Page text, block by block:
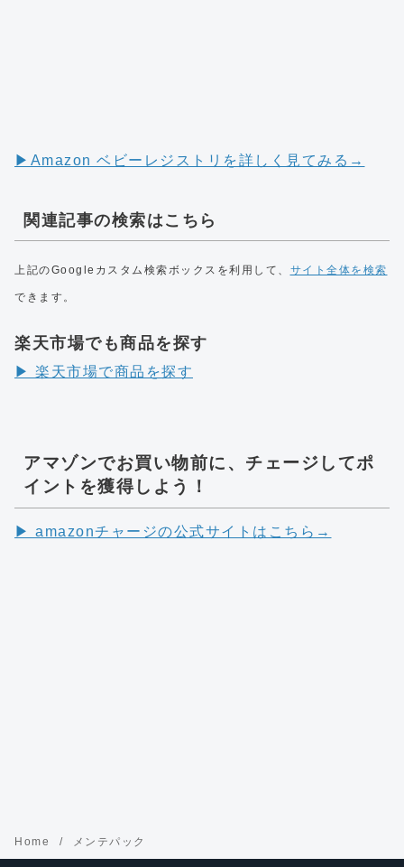
▶︎Amazon ベビーレジストリを詳しく見てみる→
関連記事の検索はこちら
上記のGoogleカスタム検索ボックスを利用して、 サイト全体を検索
できます。
楽天市場でも商品を探す
▶︎ 楽天市場で商品を探す
アマゾンでお買い物前に、チェージしてポ
イントを獲得しよう！
▶︎ amazonチャージの公式サイトはこちら→
Home メンテパック